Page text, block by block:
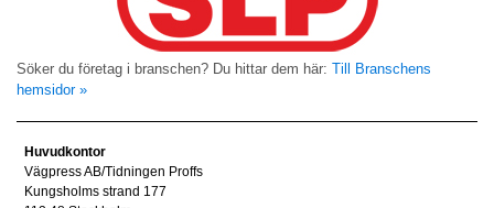
Söker du företag i branschen? Du hittar dem här: Till Branschens
hemsidor »
Huvudkontor
Vägpress AB/Tidningen Proffs
Kungsholms strand 177